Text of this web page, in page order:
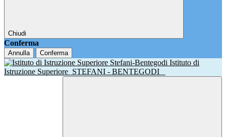
Chiudi
Conferma
Annulla Conferma
Istituto di
Istruzione Superiore STEFANI - BENTEGODI